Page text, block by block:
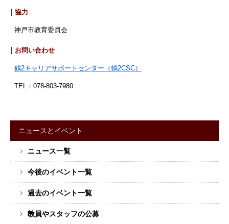
協力
神戸市教育委員会
お問い合わせ
鶴2キャリアサポートセンター（鶴2CSC）
TEL：078-803-7980
ー
メ
ニ
ニュースとイベント
ニュース一覧
今後のイベント一覧
過去のイベント一覧
教員やスタッフの公募